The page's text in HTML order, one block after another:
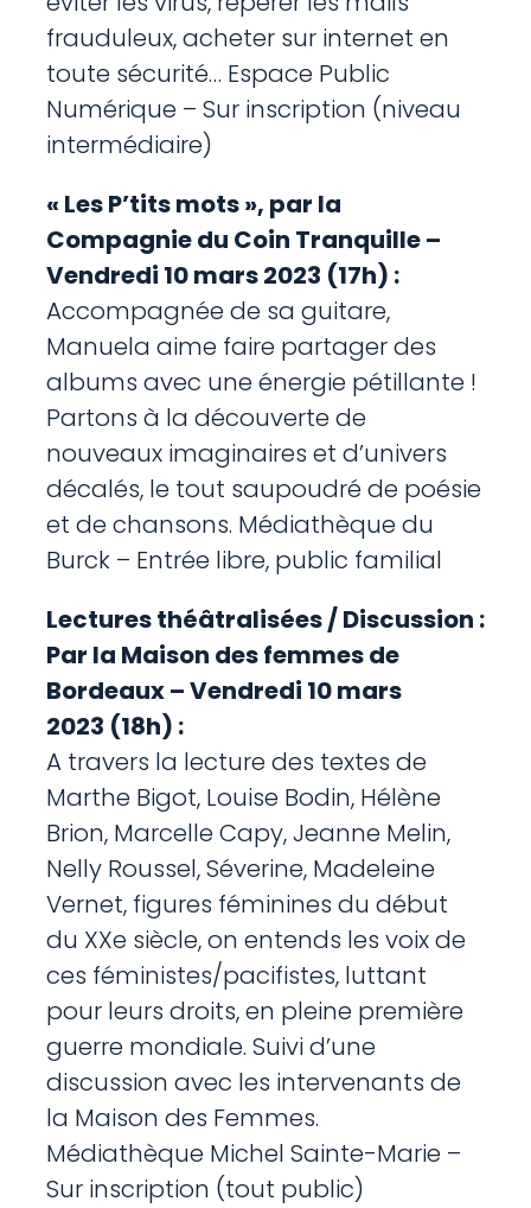
frauduleux, acheter sur internet en
toute sécurité… Espace Public
Numérique – Sur inscription (niveau
intermédiaire)
« Les P’tits mots », par la
Compagnie du Coin Tranquille –
Vendredi 10 mars 2023 (17h) :
Accompagnée de sa guitare,
Manuela aime faire partager des
albums avec une énergie pétillante !
Partons à la découverte de
nouveaux imaginaires et d’univers
décalés, le tout saupoudré de poésie
et de chansons. Médiathèque du
Burck – Entrée libre, public familial
Lectures théâtralisées / Discussion :
Par la Maison des femmes de
Bordeaux – Vendredi 10 mars
2023 (18h) :
A travers la lecture des textes de
Marthe Bigot, Louise Bodin, Hélène
Brion, Marcelle Capy, Jeanne Melin,
Nelly Roussel, Séverine, Madeleine
Vernet, figures féminines du début
du XXe siècle, on entends les voix de
ces féministes/pacifistes, luttant
pour leurs droits, en pleine première
guerre mondiale. Suivi d’une
discussion avec les intervenants de
la Maison des Femmes.
Médiathèque Michel Sainte-Marie –
Sur inscription (tout public)